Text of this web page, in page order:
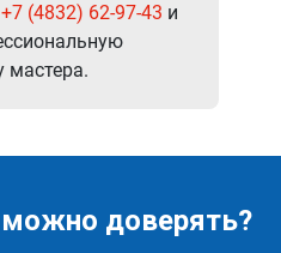
+7 (4832) 62-97-43 и
мастера.
доверять?